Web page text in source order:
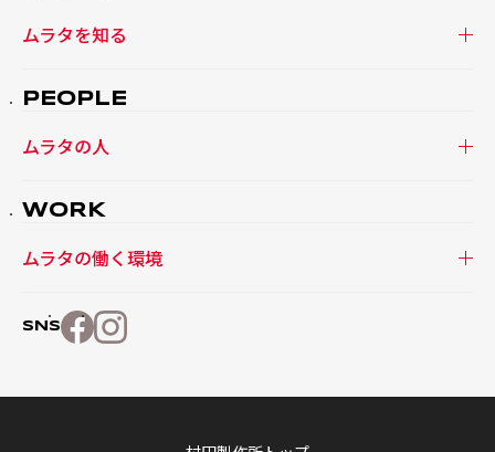
ムラタを知る
PEOPLE
ムラタの人
WORK
ムラタの働く環境
SNS